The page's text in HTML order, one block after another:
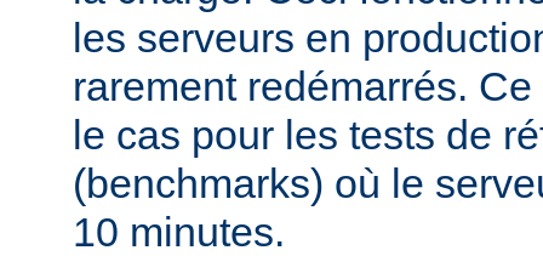
les serveurs en
rarement redémarrés.
le cas pour les tests de
(benchmarks) où le
10 minutes.